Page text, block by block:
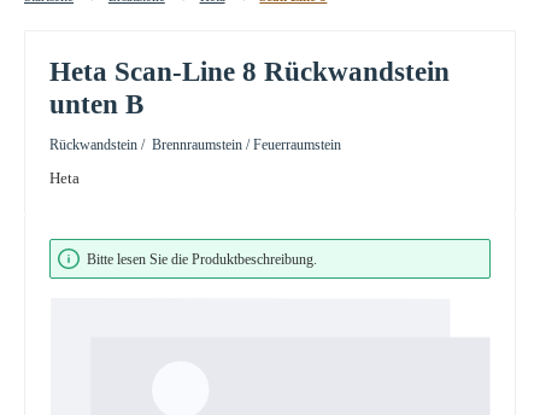
Heta Scan-Line 8 Rückwandstein
unten B
Rückwandstein / Brennraumstein / Feuerraumstein
Heta
Bildergalerie überspringen
Bitte lesen Sie die Produktbeschreibung.